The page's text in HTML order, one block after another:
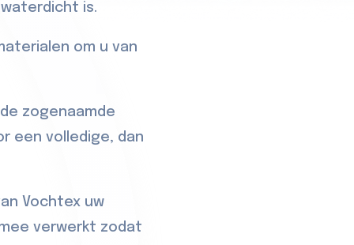
is.
om u van
zogenaamde
een volledige, dan
Vochtex uw
verwerkt zodat